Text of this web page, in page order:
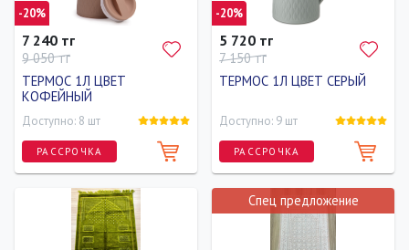
-20%
7 240 тг
9 050 тг
ТЕРМОС 1Л ЦВЕТ
КОФЕЙНЫЙ
Доступно: 8 шт
РАССРОЧКА
-20%
5 720 тг
7 150 тг
ТЕРМОС 1Л ЦВЕТ СЕРЫЙ
Доступно: 9 шт
РАССРОЧКА
Спец предложение